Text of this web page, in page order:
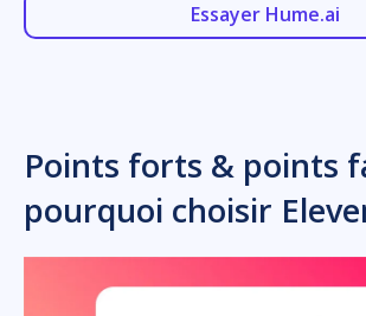
Essayer Hume.ai
Points forts & points
pourquoi choisir